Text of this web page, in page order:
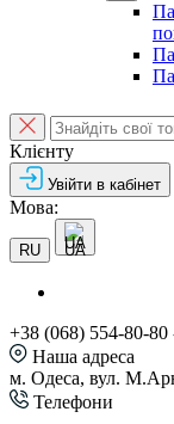
Клієнту
Увійти в кабінет
Мова:
RU UA
+38 (068) 554-80-80
Наша адреса
м. Одеса, вул.
Телефони